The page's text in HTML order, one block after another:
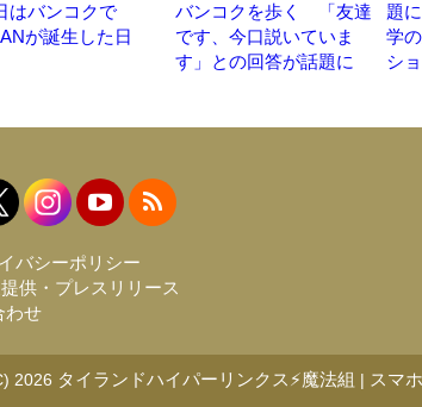
はバンコクで
が誕生した日
バンコクを歩く 「友達
です、今口説いていま
す」との回答が話題に
題
学
シ
バシーポリシー
供・プレスリリース
わせ
2026 タイランドハイパーリンクス⚡魔法組 スマ